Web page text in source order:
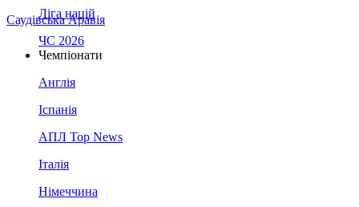
Саудівська Аравія
Ліга націй
ЧС 2026
Чемпіонати
Англія
Іспанія
АПЛ Top News
Італія
Німеччина